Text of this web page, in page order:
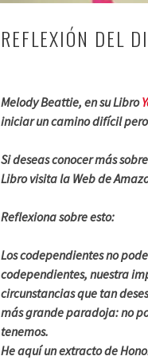
REFLEXIÓN DEL
Melody Beattie, en su Libro
iniciar un camino difícil
Si deseas conocer más
Libro visita la Web de
Reflexiona sobre esto:
Los codependientes no
codependientes, nuestra
circunstancias que tan
más grande paradoja: no
tenemos.
He aquí un extracto de